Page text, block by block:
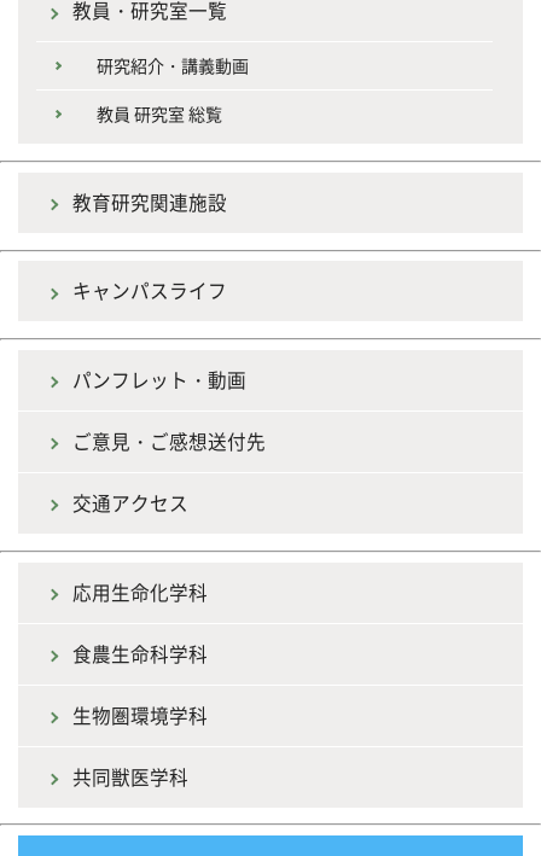
教員・研究室一覧
研究紹介・講義動画
教員 研究室 総覧
教育研究関連施設
キャンパスライフ
パンフレット・動画
ご意見・ご感想送付先
交通アクセス
応用生命化学科
食農生命科学科
生物圏環境学科
共同獣医学科